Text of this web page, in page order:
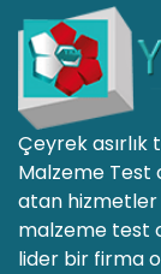
Çeyrek
Malzeme Test
atan hizmetler
malzeme test
lider bir firma